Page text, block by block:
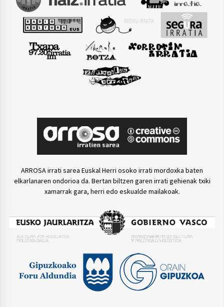
ARROSA irrati sarea Euskal Herri osoko irrati mordoxka baten
elkarlanaren ondorioa da. Bertan biltzen garen irrati gehienak txiki
xamarrak gara, herri edo eskualde mailakoak.